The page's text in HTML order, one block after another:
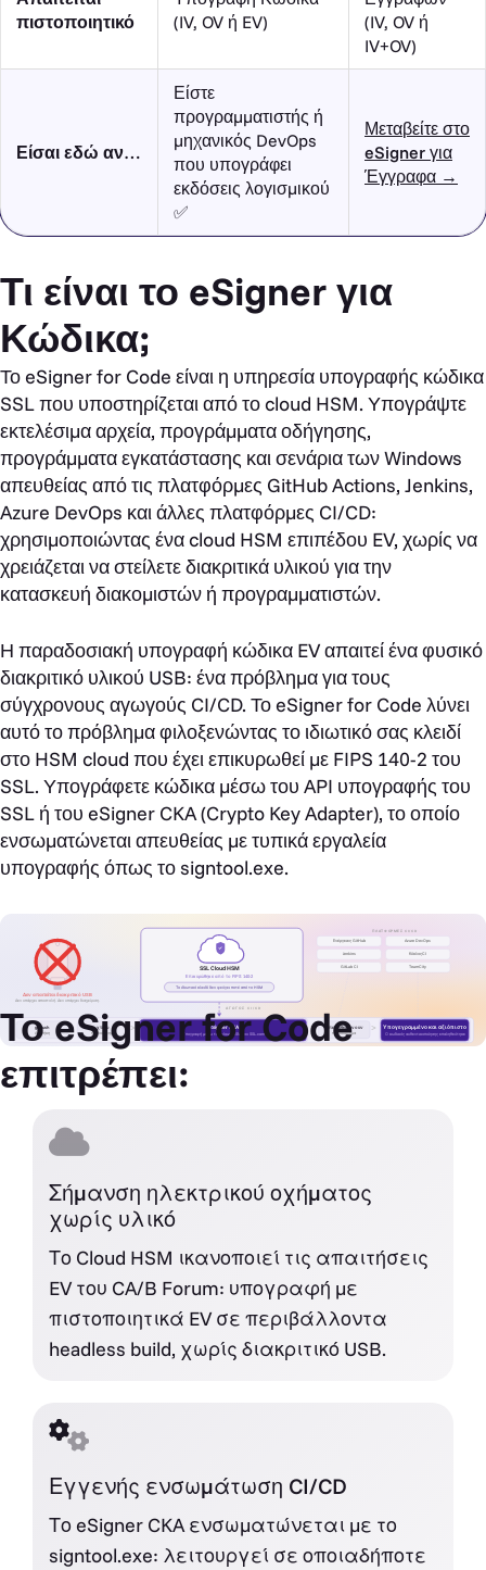
πιστοποιητικό
(IV, OV ή EV)
(IV, OV ή
IV+OV)
Είσαι εδώ αν…
Είστε
προγραμματιστής ή
μηχανικός DevOps
που υπογράφει
εκδόσεις λογισμικού
✅
Μεταβείτε στο
eSigner για
Έγγραφα →
Τι είναι το eSigner για
Κώδικα;
Το eSigner for Code είναι η υπηρεσία υπογραφής κώδικα
SSL που υποστηρίζεται από το cloud HSM. Υπογράψτε
εκτελέσιμα αρχεία, προγράμματα οδήγησης,
προγράμματα εγκατάστασης και σενάρια των Windows
απευθείας από τις πλατφόρμες GitHub Actions, Jenkins,
Azure DevOps και άλλες πλατφόρμες CI/CD:
χρησιμοποιώντας ένα cloud HSM επιπέδου EV, χωρίς να
χρειάζεται να στείλετε διακριτικά υλικού για την
κατασκευή διακομιστών ή προγραμματιστών.
Η παραδοσιακή υπογραφή κώδικα EV απαιτεί ένα φυσικό
διακριτικό υλικού USB: ένα πρόβλημα για τους
σύγχρονους αγωγούς CI/CD. Το eSigner for Code λύνει
αυτό το πρόβλημα φιλοξενώντας το ιδιωτικό σας κλειδί
στο HSM cloud που έχει επικυρωθεί με FIPS 140-2 του
SSL. Υπογράφετε κώδικα μέσω του API υπογραφής του
SSL ή του eSigner CKA (Crypto Key Adapter), το οποίο
ενσωματώνεται απευθείας με τυπικά εργαλεία
υπογραφής όπως το signtool.exe.
Δεν απαιτείται διακριτικό USB
Δεν υπάρχει αποστολή. Δεν υπάρχει διαχείριση.
✓
SSL Cloud HSM
Επικυρώθηκε από το FIPS 140-2
Το ιδιωτικό κλειδί δεν φεύγει ποτέ από το HSM
ΠΛΑΤΦΟΡΜΕΣ CI/CD
Ενέργειες GitHub
Jenkins
GitLab CI
Azure DevOps
ΚύκλοςCI
TeamCity
git push
Αποθήκη > χτίζω
τεχνούργημα > eSigner CKA
Υπογραφή μέσω του cloud HSM του SSL.com
> απελευθερώνουν
τεχνούργημα > Υπογεγραμμένο και αξιόπιστο
Ο κωδικός αυθεντικοποίησης επαληθεύτηκε
Το eSigner for Code
επιτρέπει:
Σήμανση ηλεκτρικού οχήματος
χωρίς υλικό
Το Cloud HSM ικανοποιεί τις απαιτήσεις
EV του CA/B Forum: υπογραφή με
πιστοποιητικά EV σε περιβάλλοντα
headless build, χωρίς διακριτικό USB.
Εγγενής ενσωμάτωση CI/CD
Το eSigner CKA ενσωματώνεται με το
signtool.exe: λειτουργεί σε οποιαδήποτε